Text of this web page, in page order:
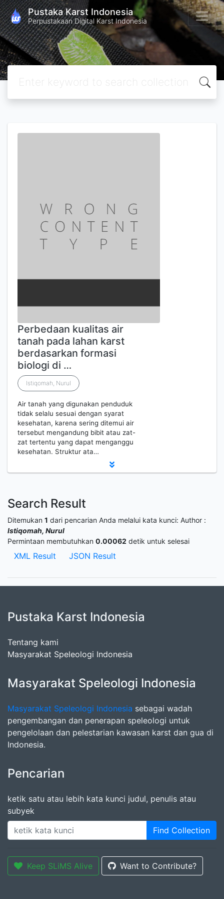
Pustaka Karst Indonesia
Perpustakaan Digital Karst Indonesia
Perbedaan kualitas air
tanah pada lahan karst
berdasarkan formasi
biologi di …
Istiqomah, Nurul
Air tanah yang digunakan penduduk
tidak selalu sesuai dengan syarat
kesehatan, karena sering ditemui air
tersebut mengandung bibit atau zat-
zat tertentu yang dapat menganggu
kesehatan. Struktur ata…
Search Result
Ditemukan 1 dari pencarian Anda melalui kata kunci: Author :
Istiqomah, Nurul
Permintaan membutuhkan 0.00062 detik untuk selesai
XML Result JSON Result
Pustaka Karst Indonesia
Tentang kami
Masyarakat Speleologi Indonesia
Masyarakat Speleologi Indonesia
Masyarakat Speleologi Indonesia sebagai wadah
pengembangan dan penerapan speleologi untuk
pengelolaan dan pelestarian kawasan karst dan gua di
Indonesia.
Pencarian
ketik satu atau lebih kata kunci judul, penulis atau
subyek
Find Collection
Keep SLiMS Alive Want to Contribute?